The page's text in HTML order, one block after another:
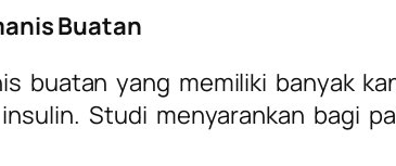
Buatan
buatan yang memiliki banyak
Studi menyarankan bagi